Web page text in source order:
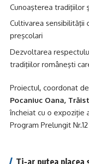
Cunoaşterea tradiţiilor
Cultivarea sensibilităţii
preşcolari
Dezvoltarea
tradiţiilor româneşti
Proiectul, coordonat
Pocaniuc Oana,
încheiat cu o expoziție
Program Prelungit
Ti-ar putea placea